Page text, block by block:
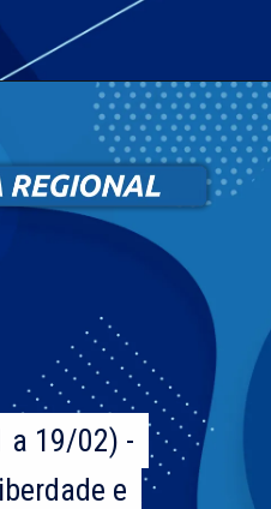
a 19/02) -
e
a 19/02) -
e